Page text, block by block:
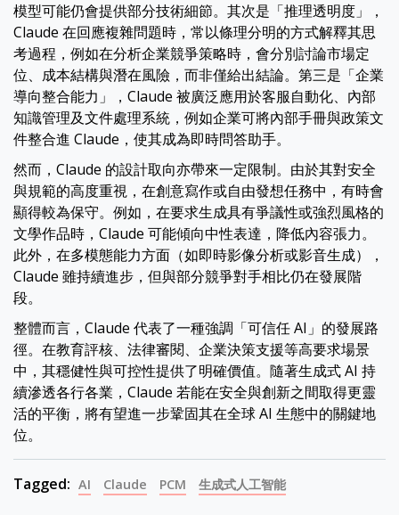
模型可能仍會提供部分技術細節。其次是「推理透明度」，
Claude 在回應複雜問題時，常以條理分明的方式解釋其思
考過程，例如在分析企業競爭策略時，會分別討論市場定
位、成本結構與潛在風險，而非僅給出結論。第三是「企業
導向整合能力」，Claude 被廣泛應用於客服自動化、內部
知識管理及文件處理系統，例如企業可將內部手冊與政策文
件整合進 Claude，使其成為即時問答助手。
然而，Claude 的設計取向亦帶來一定限制。由於其對安全
與規範的高度重視，在創意寫作或自由發想任務中，有時會
顯得較為保守。例如，在要求生成具有爭議性或強烈風格的
文學作品時，Claude 可能傾向中性表達，降低內容張力。
此外，在多模態能力方面（如即時影像分析或影音生成），
Claude 雖持續進步，但與部分競爭對手相比仍在發展階
段。
整體而言，Claude 代表了一種強調「可信任 AI」的發展路
徑。在教育評核、法律審閱、企業決策支援等高要求場景
中，其穩健性與可控性提供了明確價值。隨著生成式 AI 持
續滲透各行各業，Claude 若能在安全與創新之間取得更靈
活的平衡，將有望進一步鞏固其在全球 AI 生態中的關鍵地
位。
Tagged: AI Claude PCM 生成式人工智能